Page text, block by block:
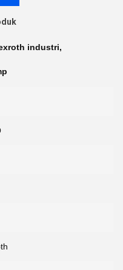
industri,